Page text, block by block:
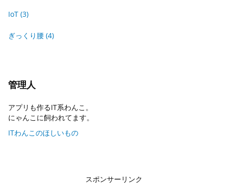
IoT (3)
ぎっくり腰 (4)
管理人
アプリも作るIT系わんこ。
にゃんこに飼われてます。
ITわんこのほしいもの
スポンサーリンク